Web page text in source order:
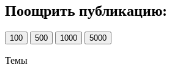
Поощрить публикацию:
100 500 1000 5000
Темы